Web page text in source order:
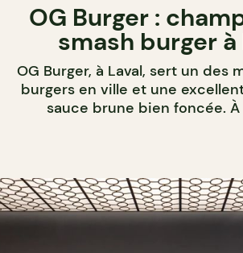
OG Burger :
smash burger à
OG Burger, à Laval, sert un des
burgers en ville et une
sauce brune bien foncée.